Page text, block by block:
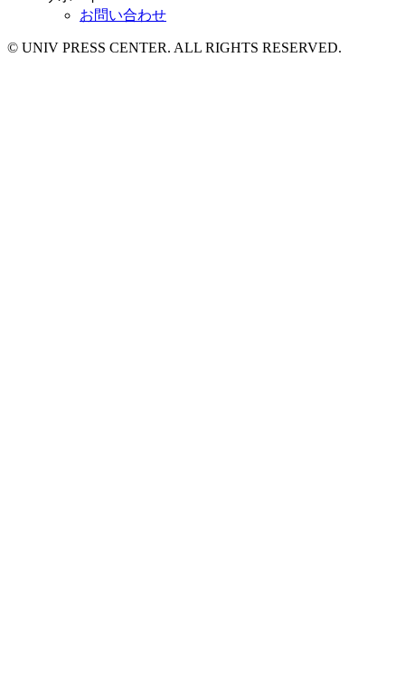
お問い合わせ
© UNIV PRESS CENTER. ALL RIGHTS RESERVED.